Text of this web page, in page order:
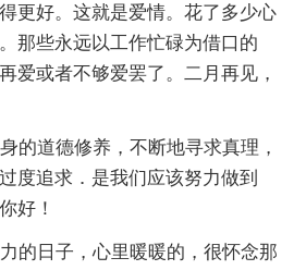
更好。这就是爱情。花了多少心
那些永远以工作忙碌为借口的
爱或者不够爱罢了。二月再见，
的道德修养，不断地寻求真理，
度追求．是我们应该努力做到
好！
的日子，心里暖暖的，很怀念那